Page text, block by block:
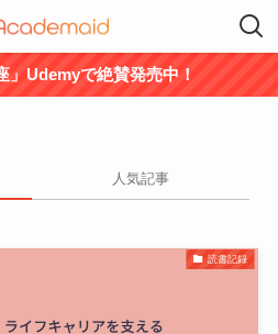
」Udemyで絶賛発売中！
人気記事
読書記録